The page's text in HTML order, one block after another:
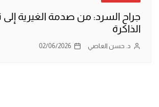
جراح السرد: من صدمة الغيرية
الذاكرة
د. حسن العاصي 02/06/2026